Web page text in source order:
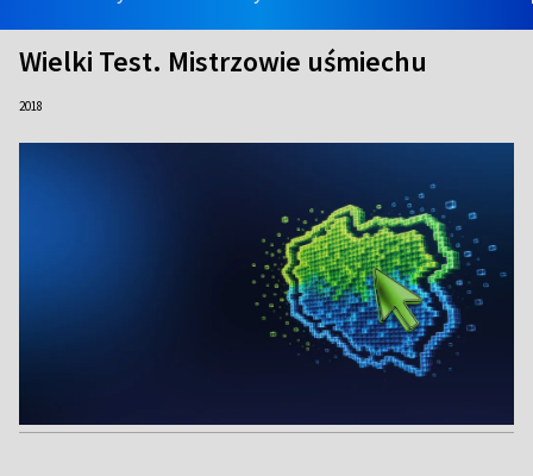
Wielki Test. Mistrzowie uśmiechu
2018